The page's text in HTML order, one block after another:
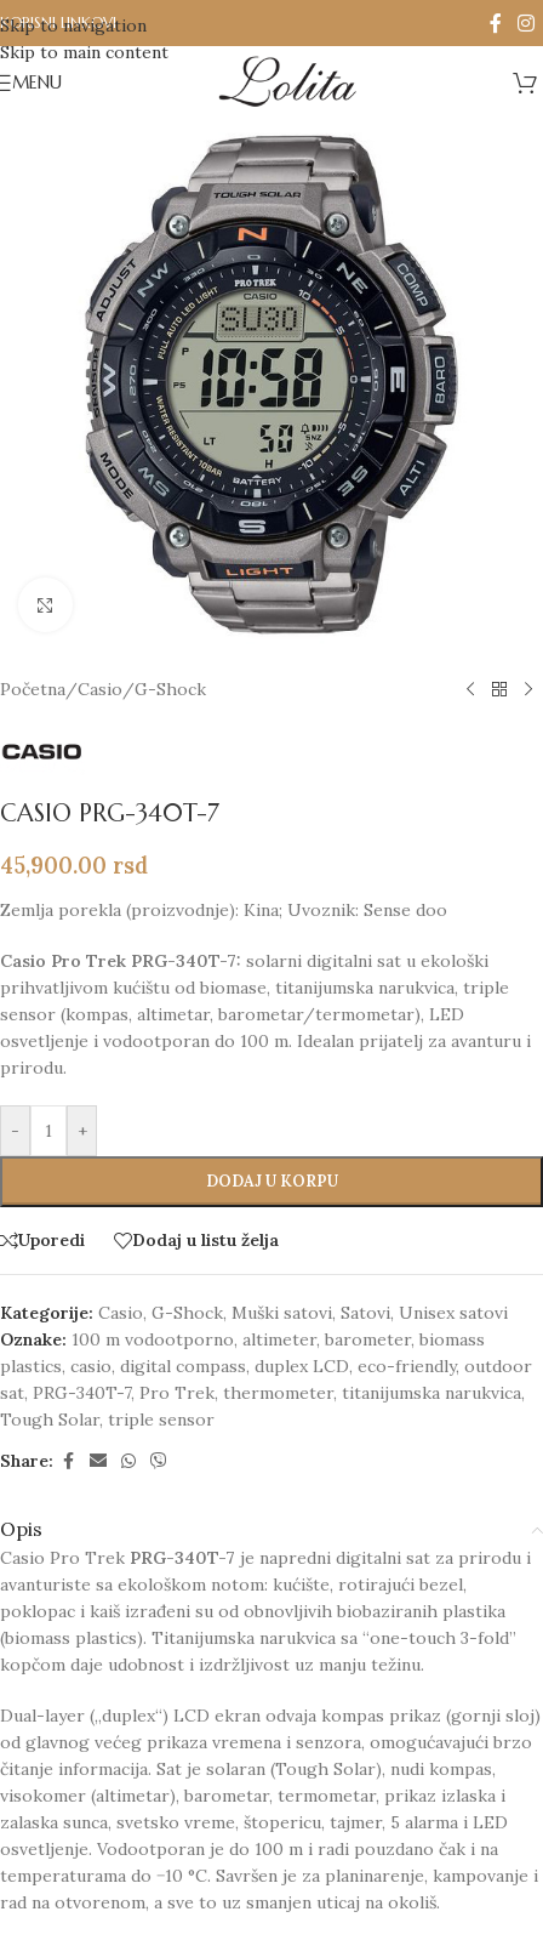
Skip to navigation
Skip to main content
KORISNI LINKOVI
MENU
Početna/Casio/G-Shock
CASIO PRG-340T-7
45,900.00 rsd
Zemlja porekla (proizvodnje): Kina; Uvoznik: Sense doo
Casio Pro Trek PRG-340T-7: solarni digitalni sat u ekološki
prihvatljivom kućištu od biomase, titanijumska narukvica, triple
sensor (kompas, altimetar, barometar/termometar), LED
osvetljenje i vodootporan do 100 m. Idealan prijatelj za avanturu i
prirodu.
- +
DODAJ U KORPU
Uporedi Dodaj u listu želja
Kategorije: Casio, G-Shock, Muški satovi, Satovi, Unisex satovi
Oznake: 100 m vodootporno, altimeter, barometer, biomass
plastics, casio, digital compass, duplex LCD, eco-friendly, outdoor
sat, PRG-340T-7, Pro Trek, thermometer, titanijumska narukvica,
Tough Solar, triple sensor
Share:
Opis
Casio Pro Trek PRG-340T-7 je napredni digitalni sat za prirodu i
avanturiste sa ekološkom notom: kućište, rotirajući bezel,
poklopac i kaiš izrađeni su od obnovljivih biobaziranih plastika
(biomass plastics). Titanijumska narukvica sa “one-touch 3-fold”
kopčom daje udobnost i izdržljivost uz manju težinu.
Dual-layer („duplex“) LCD ekran odvaja kompas prikaz (gornji sloj)
od glavnog većeg prikaza vremena i senzora, omogućavajući brzo
čitanje informacija. Sat je solaran (Tough Solar), nudi kompas,
visokomer (altimetar), barometar, termometar, prikaz izlaska i
zalaska sunca, svetsko vreme, štopericu, tajmer, 5 alarma i LED
osvetljenje. Vodootporan je do 100 m i radi pouzdano čak i na
temperaturama do −10 °C. Savršen je za planinarenje, kampovanje i
rad na otvorenom, a sve to uz smanjen uticaj na okoliš.